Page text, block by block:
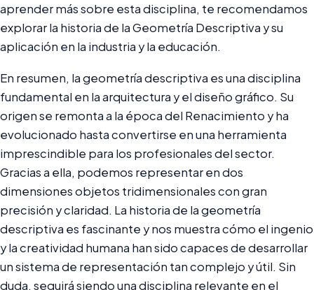
aprender más sobre esta disciplina, te recomendamos
explorar la historia de la Geometría Descriptiva y su
aplicación en la industria y la educación.
En resumen, la geometría descriptiva es una disciplina
fundamental en la arquitectura y el diseño gráfico. Su
origen se remonta a la época del Renacimiento y ha
evolucionado hasta convertirse en una herramienta
imprescindible para los profesionales del sector.
Gracias a ella, podemos representar en dos
dimensiones objetos tridimensionales con gran
precisión y claridad. La historia de la geometría
descriptiva es fascinante y nos muestra cómo el ingenio
y la creatividad humana han sido capaces de desarrollar
un sistema de representación tan complejo y útil. Sin
duda, seguirá siendo una disciplina relevante en el